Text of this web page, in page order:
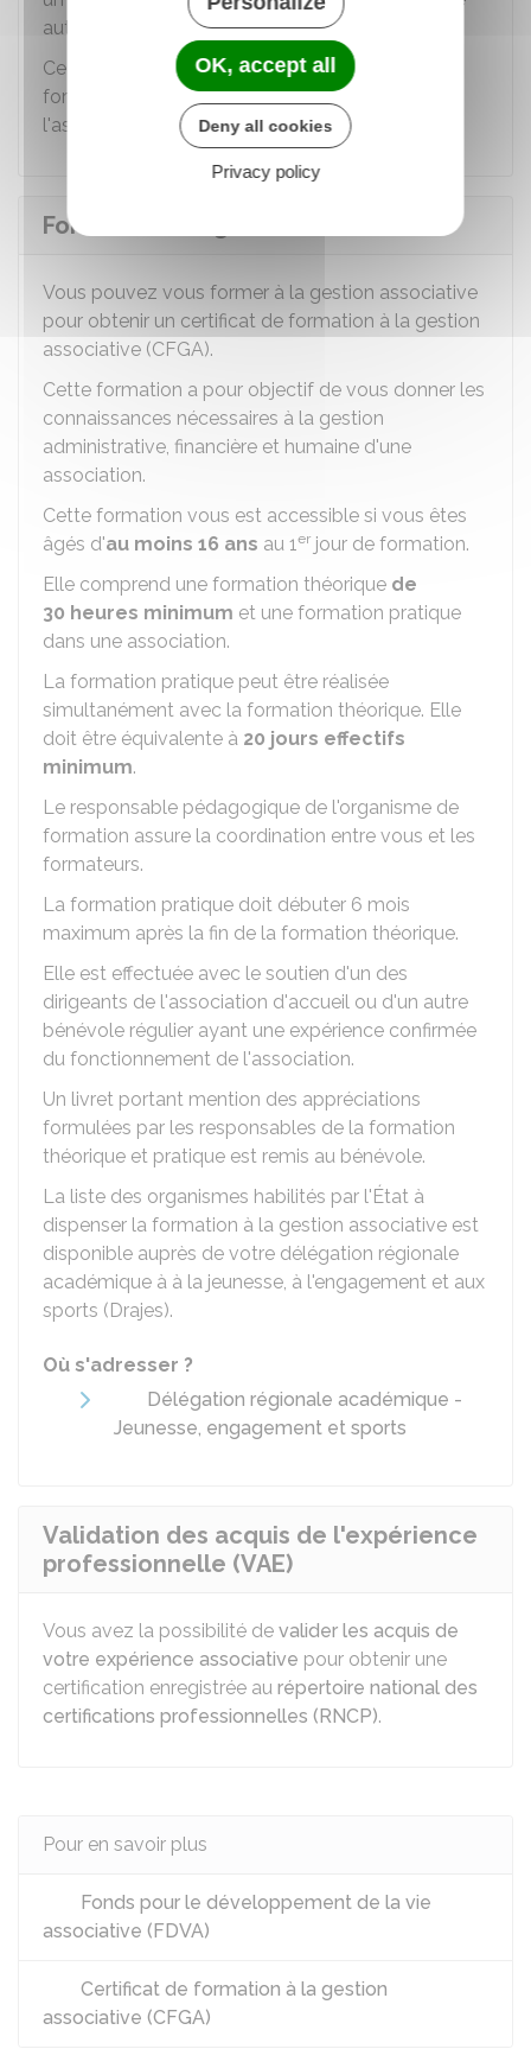
autrement.
Ce congé peut être utilisé pour suivre une
formation en lien avec vos responsabilités dans
l'association.
Formation à la gestion associative
Vous pouvez vous former à la gestion associative
pour obtenir un certificat de formation à la gestion
associative (CFGA).
Cette formation a pour objectif de vous donner les
connaissances nécessaires à la gestion
administrative, financière et humaine d'une
association.
Cette formation vous est accessible si vous êtes
âgés d'au moins 16 ans au 1er jour de formation.
Elle comprend une formation théorique de
30 heures minimum et une formation pratique
dans une association.
La formation pratique peut être réalisée
simultanément avec la formation théorique. Elle
doit être équivalente à 20 jours effectifs
minimum.
Le responsable pédagogique de l'organisme de
formation assure la coordination entre vous et les
formateurs.
La formation pratique doit débuter 6 mois
maximum après la fin de la formation théorique.
Elle est effectuée avec le soutien d'un des
dirigeants de l'association d'accueil ou d'un autre
bénévole régulier ayant une expérience confirmée
du fonctionnement de l'association.
Un livret portant mention des appréciations
formulées par les responsables de la formation
théorique et pratique est remis au bénévole.
La liste des organismes habilités par l'État à
dispenser la formation à la gestion associative est
disponible auprès de votre délégation régionale
académique à à la jeunesse, à l'engagement et aux
sports (Drajes).
Où s'adresser ?
Délégation régionale académique -
Jeunesse, engagement et sports
Validation des acquis de l'expérience
professionnelle (VAE)
Vous avez la possibilité de valider les acquis de
votre expérience associative pour obtenir une
certification enregistrée au répertoire national des
certifications professionnelles (RNCP).
Pour en savoir plus
Fonds pour le développement de la vie
associative (FDVA)
Certificat de formation à la gestion
associative (CFGA)
OK, accept all
Deny all cookies
Privacy policy